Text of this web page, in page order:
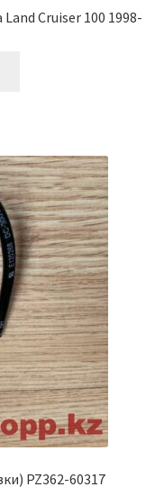
Cruiser 100 1998-
PZ362-60317